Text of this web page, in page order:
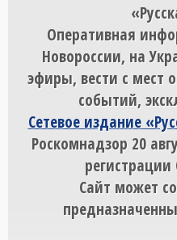
Оперативная
Новороссии, на
эфиры, вести с мест
событий,
Сетевое издание
Роскомнадзор 20
Сайт может